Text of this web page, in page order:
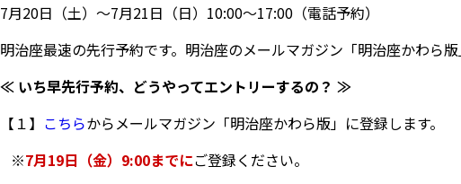
7月20日（土）～7月21日（日）10:00～17:00（電話予約）
明治座最速の先行予約です。明治座のメールマガジン「明治座かわら
≪ いち早先行予約、どうやってエントリーするの？ ≫
【１】 こちらからメールマガジン「明治座かわら版」に登録します。
※7月19日（金）9:00までにご登録ください。